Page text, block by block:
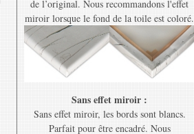
de l’original. Nous recommandons l'effet
miroir lorsque le fond de la toile est coloré.
Sans effet miroir :
Sans effet miroir, les bords sont blancs.
Parfait pour être encadré. Nous